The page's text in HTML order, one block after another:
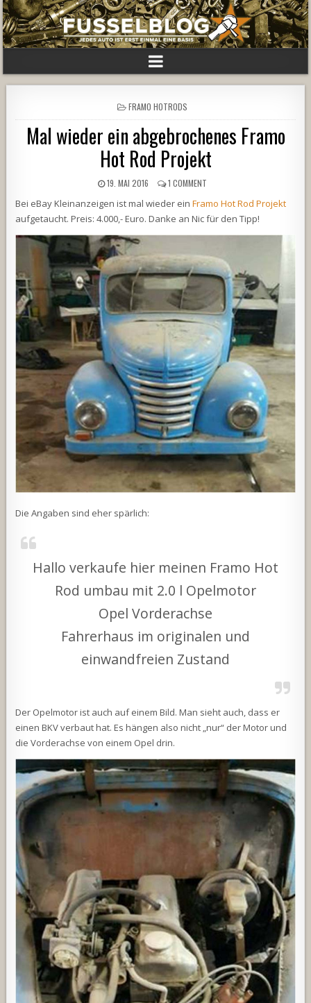
POSTED
IN
FRAMO HOTRODS
Mal wieder ein abgebrochenes Framo
Hot Rod Projekt
19. MAI 2016 1 COMMENT
Bei eBay Kleinanzeigen ist mal wieder einFramo Hot Rod Projekt
aufgetaucht. Preis: 4.000,- Euro. Danke an Nic für den Tipp!
Die Angaben sind eher spärlich:
Hallo verkaufe hier meinen Framo Hot
Rod umbau mit 2.0 l Opelmotor
Opel Vorderachse
Fahrerhaus im originalen und
einwandfreien Zustand
Der Opelmotor ist auch auf einem Bild. Man sieht auch, dass er
einen BKV verbaut hat. Es hängen also nicht „nur“ der Motor und
die Vorderachse von einem Opel drin.